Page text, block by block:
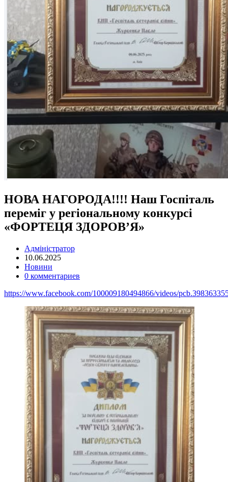
НОВА НАГОРОДА!!!! Наш Госпіталь
переміг у регіональному конкурсі
«ФОРТЕЦЯ ЗДОРОВ’Я»
Адміністратор
10.06.2025
Новини
0 комментариев
https://www.facebook.com/100009180494866/videos/